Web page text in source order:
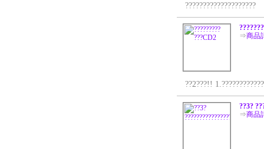
????????????????????
⇒商品
??2???!!
??3?
⇒商品